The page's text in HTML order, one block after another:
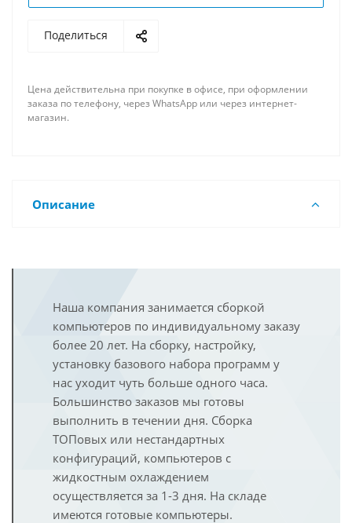
Поделиться
Цена действительна при покупке в офисе, при оформлении
заказа по телефону, через WhatsApp или через интернет-
магазин.
Описание
Наша компания занимается сборкой
компьютеров по индивидуальному заказу
более 20 лет. На сборку, настройку,
установку базового набора программ у
нас уходит чуть больше одного часа.
Большинство заказов мы готовы
выполнить в течении дня. Сборка
ТОПовых или нестандартных
конфигураций, компьютеров с
жидкостным охлаждением
осуществляется за 1-3 дня. На складе
имеются готовые компьютеры.